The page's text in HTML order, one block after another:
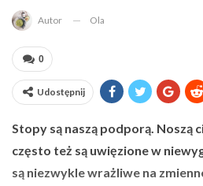
Autor Ola
0
Udostępnij
Stopy są naszą podporą. Noszą
często też są uwięzione w
są niezwykle wrażliwe na